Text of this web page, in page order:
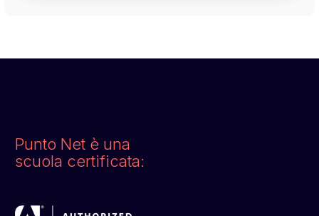
Punto Net è una
scuola certificata: